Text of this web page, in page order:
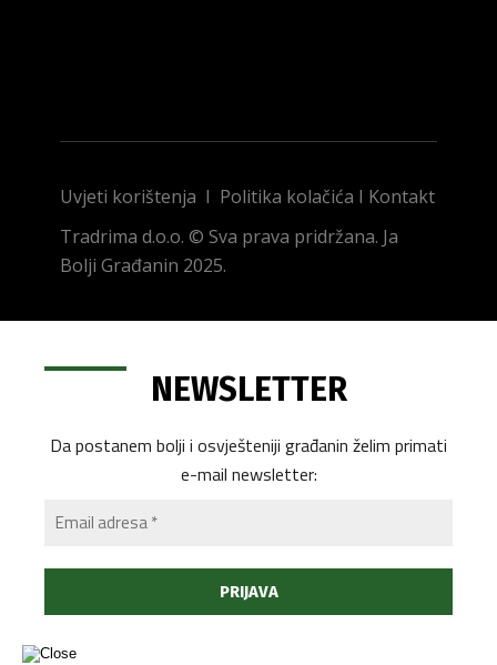
Uvjeti korištenja I Politika kolačića I Kontakt
Tradrima d.o.o. © Sva prava pridržana. Ja
Bolji Građanin 2025.
NEWSLETTER
Da postanem bolji i osvješteniji građanin želim primati
e-mail newsletter: